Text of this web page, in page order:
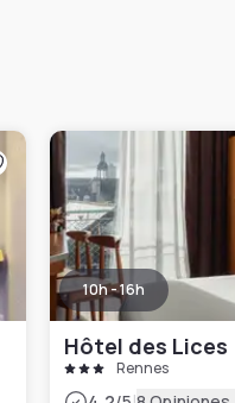
10h - 16h
Hôtel des Lices
Rennes